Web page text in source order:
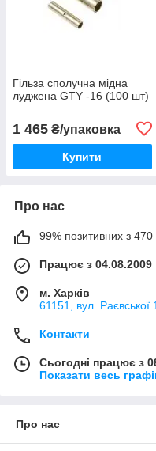
Гільза сполучна мідна
луджена GTY -16 (100 шт)
1 465 ₴/упаковка
Купити
Про нас
99% позитивних з 470
Працює з 04.08.2009
м. Харків
61151, вул. Раєвської
Контакти
Сьогодні працює з
Показати весь
Про нас